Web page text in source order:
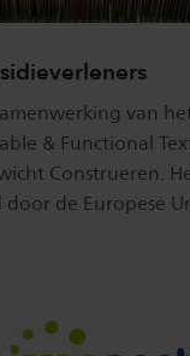
van
& Functional
Construeren.
de Europese